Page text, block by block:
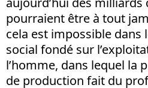
pourraient être à tout
cela est impossible dans
social fondé sur
l’homme, dans lequel la
de production fait du